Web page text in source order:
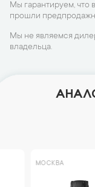
Мы гарантируем, что
прошли
Мы не являемся
владельца.
МОСКВА